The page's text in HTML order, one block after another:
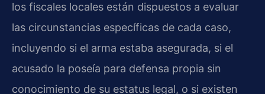
los fiscales locales están dispuestos a evaluar
las circunstancias específicas de cada caso,
incluyendo si el arma estaba asegurada, si el
acusado la poseía para defensa propia sin
conocimiento de su estatus legal, o si existen